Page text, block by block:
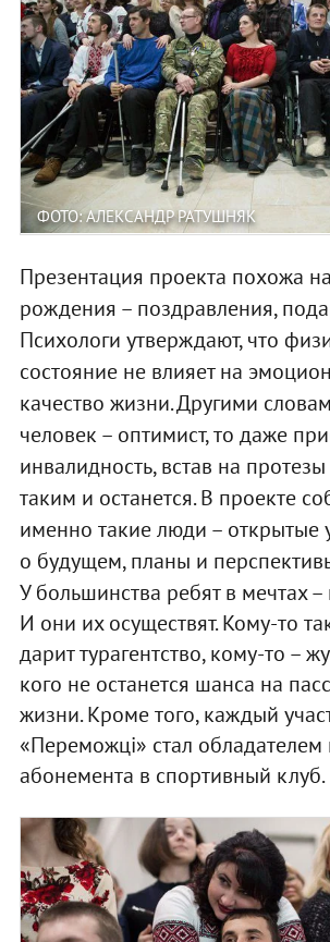
ФОТО: АЛЕКСАНДР РАТУШНЯК
Презентация проекта похожа
рождения – поздравления,
Психологи утверждают, что
состояние не влияет на
качество жизни. Другими
человек – оптимист, то даже
инвалидность, встав на
таким и останется. В проекте
именно такие люди – открытые
о будущем, планы и
У большинства ребят в мечтах –
И они их осуществят. Кому-то
дарит турагентство, кому-то –
кого не останется шанса на
жизни. Кроме того, каждый
«Переможці» стал обладателем
абонемента в спортивный клуб.